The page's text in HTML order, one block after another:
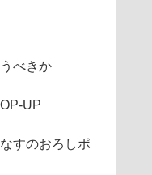
べきか
UP
すのおろしポ